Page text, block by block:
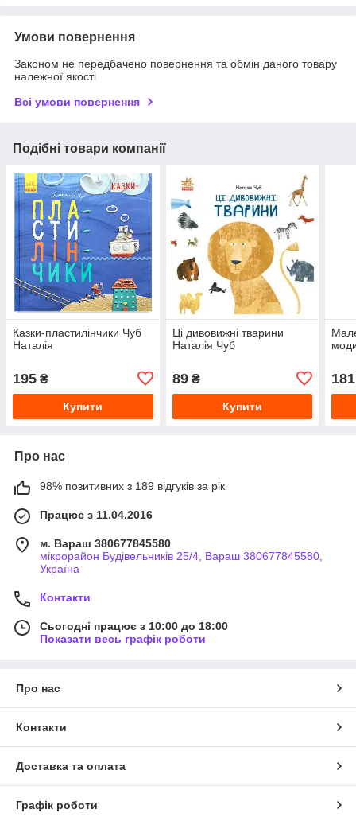
Умови повернення
Законом не передбачено повернення та обмін даного товару
належної якості
Всі умови повернення
Подібні товари компанії
Казки-пластилінчики Чуб
Наталія
195 ₴
Купити
Ці дивовижні тварини
Наталія Чуб
89₴
Купити
181
Про нас
98% позитивних з 189 відгуків за рік
Працює з 11.04.2016
м. Вараш 380677845580
мікрорайон Будівельників 25/4, Вараш 380677845580,
Україна
Контакти
Сьогодні працює з 10:00 до 18:00
Показати весь графік роботи
Про нас
Контакти
Доставка та оплата
Графік роботи